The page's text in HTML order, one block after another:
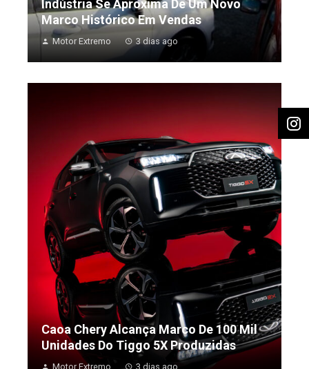
Indústria Se Aproxima De Um Novo
Marco Histórico Em Vendas
Motor Extremo 3 dias ago
Caoa Chery Alcança Marco De 100 Mil
Unidades Do Tiggo 5X Produzidas
Motor Extremo 3 dias ago